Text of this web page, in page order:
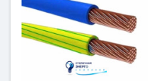
25 мм²
Кол-во жил
1
Наличие экрана
не экранированный